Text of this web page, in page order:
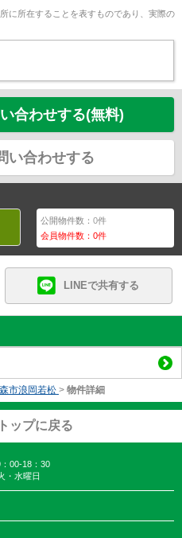
に所在することを表すものであり、実際の
合わせする(無料)
い合わせする
公開物件数：0件
会員物件数：0件
LINEで共有する
市浪岡若松 > 物件詳細
ップに戻る
00-18：30
・水曜日